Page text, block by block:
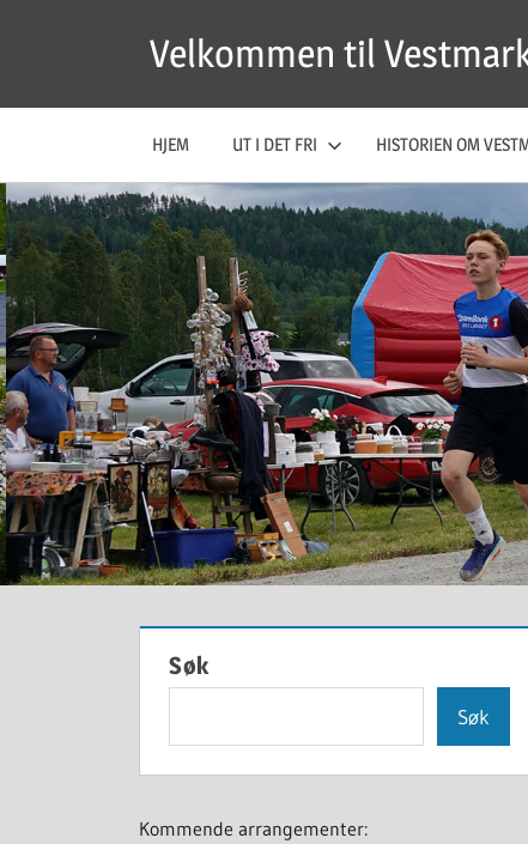
Velkommen til
HJEM UT I DET FRI HISTORIEN OM
Søk
Søk
Kommende arrangementer: